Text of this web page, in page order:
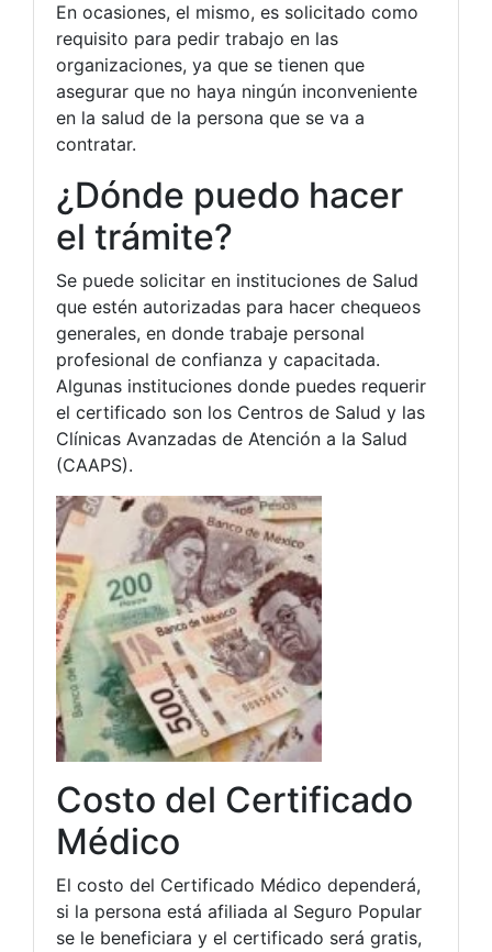
En ocasiones, el mismo, es solicitado como
requisito para pedir trabajo en las
organizaciones, ya que se tienen que
asegurar que no haya ningún inconveniente
en la salud de la persona que se va a
contratar.
¿Dónde puedo hacer
el trámite?
Se puede solicitar en instituciones de Salud
que estén autorizadas para hacer chequeos
generales, en donde trabaje personal
profesional de confianza y capacitada.
Algunas instituciones donde puedes requerir
el certificado son los Centros de Salud y las
Clínicas Avanzadas de Atención a la Salud
(CAAPS).
Costo del Certificado
Médico
El costo del Certificado Médico dependerá,
si la persona está afiliada al Seguro Popular
se le beneficiara y el certificado será gratis,